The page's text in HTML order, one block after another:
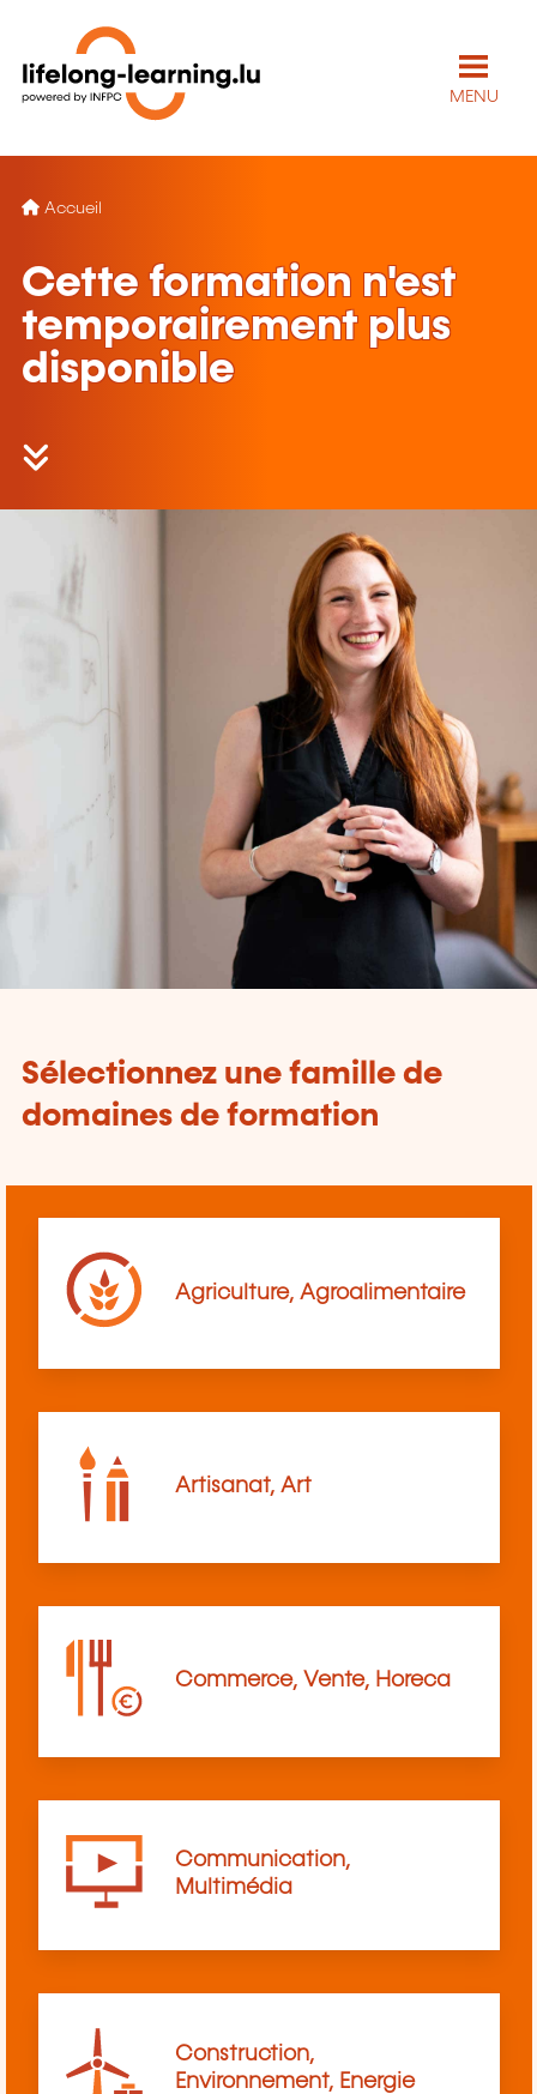
MENU
Accueil
Cette formation n'est
temporairement plus
disponible
Sélectionnez une famille de
domaines de formation
Agriculture, Agroalimentaire
Artisanat, Art
Commerce, Vente, Horeca
Communication,
Multimédia
Construction,
Environnement, Energie